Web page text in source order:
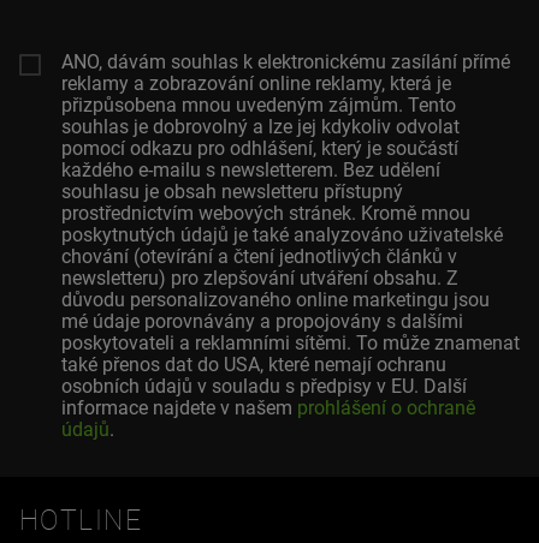
ANO, dávám souhlas k elektronickému zasílání přímé
reklamy a zobrazování online reklamy, která je
přizpůsobena mnou uvedeným zájmům. Tento
souhlas je dobrovolný a lze jej kdykoliv odvolat
pomocí odkazu pro odhlášení, který je součástí
každého e-mailu s newsletterem. Bez udělení
souhlasu je obsah newsletteru přístupný
prostřednictvím webových stránek. Kromě mnou
poskytnutých údajů je také analyzováno uživatelské
chování (otevírání a čtení jednotlivých článků v
newsletteru) pro zlepšování utváření obsahu. Z
důvodu personalizovaného online marketingu jsou
mé údaje porovnávány a propojovány s dalšími
poskytovateli a reklamními sítěmi. To může znamenat
také přenos dat do USA, které nemají ochranu
osobních údajů v souladu s předpisy v EU. Další
informace najdete v našem prohlášení o ochraně
údajů.
HOTLINE